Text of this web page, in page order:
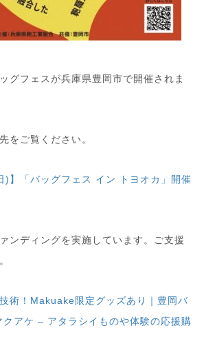
グフェスが兵庫県豊岡市で開催されま
をご覧ください。
)】「バッグフェス イン トヨオカ」開催
ンディングを実施しています。ご支援
術！Makuake限定グッズあり｜豊岡バ
アケ – アタラシイものや体験の応援購